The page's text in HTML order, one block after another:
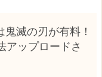
滅の刃が有料！
アップロードさ